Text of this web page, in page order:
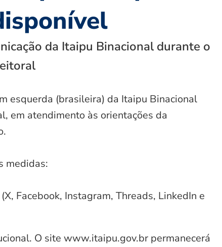
da Itaipu Binacional durante o
esquerda (brasileira) da Itaipu Binacional
em atendimento às orientações da
medidas:
Facebook, Instagram, Threads, LinkedIn e
O site www.itaipu.gov.br permanecerá